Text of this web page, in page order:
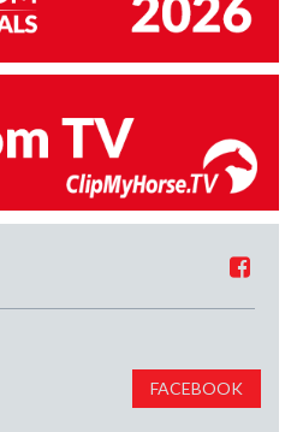
FACEBOOK